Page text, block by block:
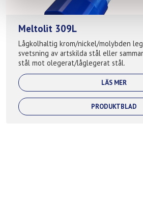
Meltolit 309L
Lågkolhaltig krom/nickel/molybden
svetsning av artskilda stål eller
stål mot olegerat/låglegerat stål.
LÄS MER
PRODUKTBLAD